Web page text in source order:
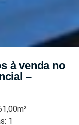
à venda no
–
1